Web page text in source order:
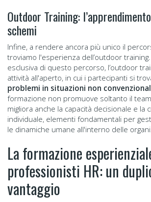
Outdoor Training:
schemi
Infine, a rendere ancora più unico il
troviamo l'esperienza dell’outdoor
esclusiva di questo percorso, l’outdoor
attività all'aperto, in cui i partecipanti si
problemi in situazioni non
formazione non promuove soltanto il
migliora anche la capacità decisionale e la
individuale, elementi fondamentali per
le dinamiche umane all'interno delle
La formazione
professionisti HR: un
vantaggio